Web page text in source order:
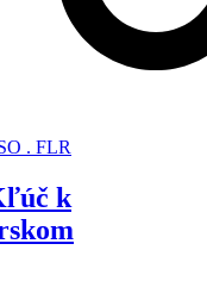
. FLR
k